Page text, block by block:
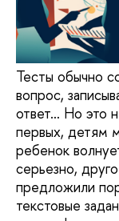
Тесты обычно
вопрос,
ответ… Но это
первых, детям
ребенок
серьезно,
предложили
текстовые